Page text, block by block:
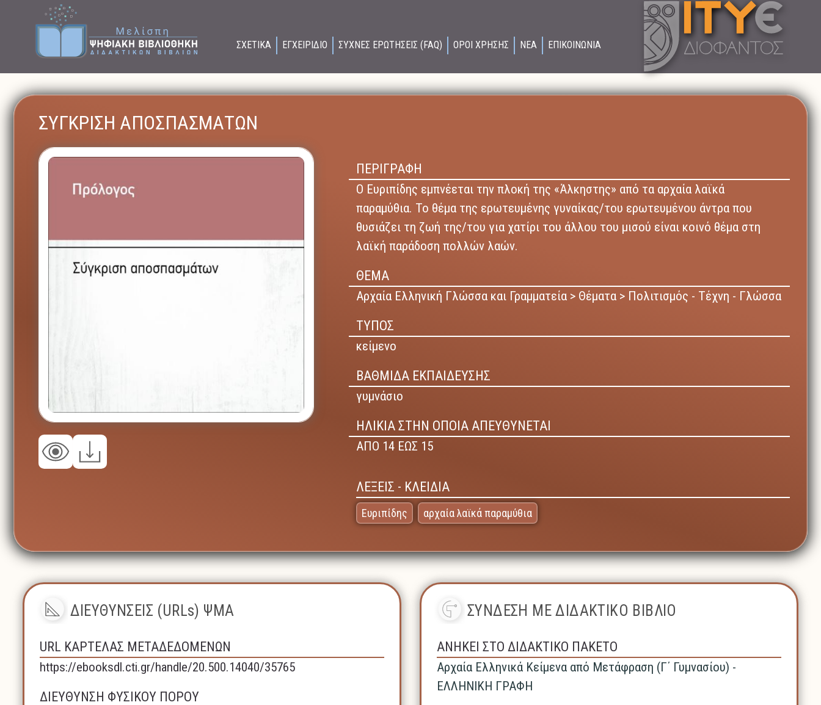
ΣΧΕΤΙΚΑ ΕΓΧΕΙΡΙΔΙΟ ΣΥΧΝΕΣ ΕΡΩΤΗΣΕΙΣ (FAQ) ΟΡΟΙ ΧΡΗΣΗΣ ΝΕΑ ΕΠΙΚΟΙΝΩΝΙΑ
ΣΥΓΚΡΙΣΗ ΑΠΟΣΠΑΣΜΑΤΩΝ
ΠΕΡΙΓΡΑΦΗ
Ο Ευριπίδης εμπνέεται την πλοκή της «Άλκηστης» από τα αρχαία λαϊκά
παραμύθια. Το θέμα της ερωτευμένης γυναίκας/του ερωτευμένου άντρα που
θυσιάζει τη ζωή της/του για χατίρι του άλλου του μισού είναι κοινό θέμα στη
λαϊκή παράδοση πολλών λαών.
ΘΕΜΑ
Αρχαία Ελληνική Γλώσσα και Γραμματεία > Θέματα > Πολιτισμός - Τέχνη - Γλώσσα
ΤΥΠΟΣ
κείμενο
ΒΑΘΜΙΔΑ ΕΚΠΑΙΔΕΥΣΗΣ
γυμνάσιο
ΗΛΙΚΙΑ ΣΤΗΝ ΟΠΟΙΑ ΑΠΕΥΘΥΝΕΤΑΙ
ΑΠΟ 14 ΕΩΣ 15
ΛΕΞΕΙΣ - ΚΛΕΙΔΙΑ
Ευριπίδης αρχαία λαϊκά παραμύθια
ΔΙΕΥΘΥΝΣΕΙΣ (URLs) ΨΜΑ
URL ΚΑΡΤΕΛΑΣ ΜΕΤΑΔΕΔΟΜΕΝΩΝ
https://ebooksdl.cti.gr/handle/20.500.14040/35765
ΔΙΕΥΘΥΝΣΗ ΦΥΣΙΚΟΥ ΠΟΡΟΥ
ΣΥΝΔΕΣΗ ΜΕ ΔΙΔΑΚΤΙΚΟ ΒΙΒΛΙΟ
ΑΝΗΚΕΙ ΣΤΟ ΔΙΔΑΚΤΙΚΟ ΠΑΚΕΤΟ
Αρχαία Ελληνικά Κείμενα από Μετάφραση (Γ΄ Γυμνασίου) -
ΕΛΛΗΝΙΚΗ ΓΡΑΦΗ